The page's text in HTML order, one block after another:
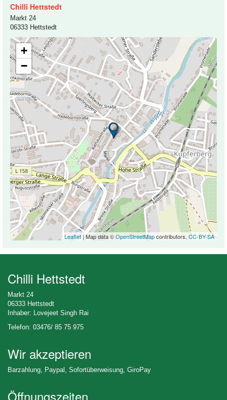
Chilli Hettstedt
Markt 24
06333 Hettstedt
+
−
Leaflet| Map data ©OpenStreetMapcontributors, CC-BY-SA
Chilli Hettstedt
Markt 24
06333 Hettstedt
Inhaber: Lovejeet Singh Rai
Telefon: 03476/ 85 75 975
Wir akzeptieren
Barzahlung, Paypal, Sofortüberweisung, GiroPay
Öffnungszeiten